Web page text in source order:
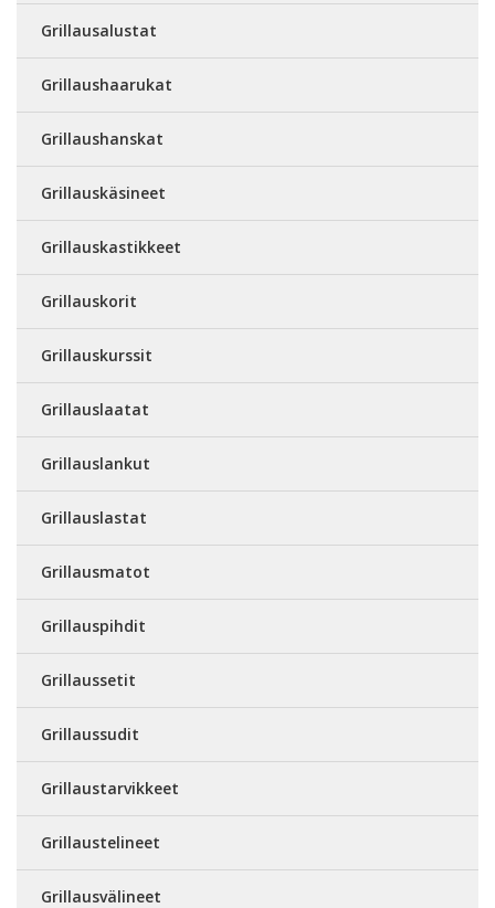
Grillausalustat
Grillaushaarukat
Grillaushanskat
Grillauskäsineet
Grillauskastikkeet
Grillauskorit
Grillauskurssit
Grillauslaatat
Grillauslankut
Grillauslastat
Grillausmatot
Grillauspihdit
Grillaussetit
Grillaussudit
Grillaustarvikkeet
Grillaustelineet
Grillausvälineet